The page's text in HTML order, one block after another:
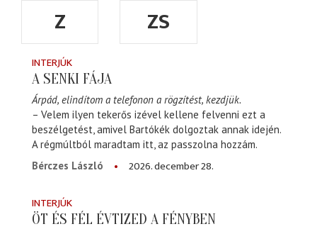
Z
ZS
INTERJÚK
A SENKI FÁJA
Árpád, elindítom a telefonon a rögzítést, kezdjük.
– Velem ilyen tekerős izével kellene felvenni ezt a
beszélgetést, amivel Bartókék dolgoztak annak idején.
A régmúltból maradtam itt, az passzolna hozzám.
Bérczes László
2026. december 28.
INTERJÚK
ÖT ÉS FÉL ÉVTIZED A FÉNYBEN